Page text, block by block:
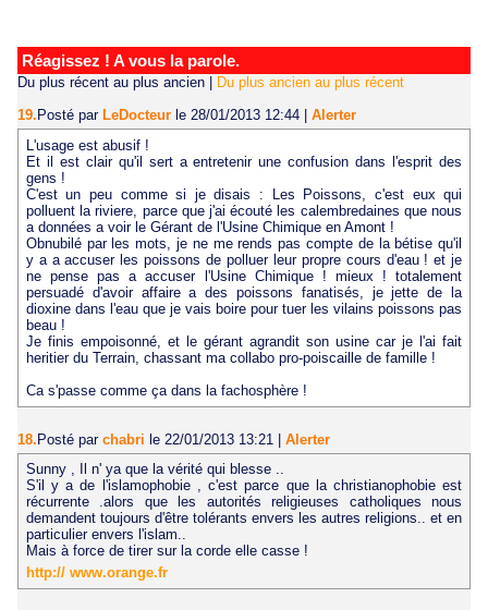
Réagissez ! A vous la parole.
Du plus récent au plus ancien
Du plus ancien au plus récent
19. Posté par LeDocteur le 28/01/2013 12:44
Alerter
L'usage est abusif !
Et il est clair qu'il sert a entretenir une confusion dans l'esprit des
gens !
C'est un peu comme si je disais : Les Poissons, c'est eux qui
polluent la riviere, parce que j'ai écouté les calembredaines que nous
a données a voir le Gérant de l'Usine Chimique en Amont !
Obnubilé par les mots, je ne me rends pas compte de la bétise qu'il
y a a accuser les poissons de polluer leur propre cours d'eau ! et je
ne pense pas a accuser l'Usine Chimique ! mieux ! totalement
persuadé d'avoir affaire a des poissons fanatisés, je jette de la
dioxine dans l'eau que je vais boire pour tuer les vilains poissons pas
beau !
Je finis empoisonné, et le gérant agrandit son usine car je l'ai fait
heritier du Terrain, chassant ma collabo pro-poiscaille de famille !
Ca s'passe comme ça dans la fachosphère !
18.Posté par chabri le 22/01/2013 13:21 | Alerter
Sunny , Il n' ya que la vérité qui blesse ..
S'il y a de l'islamophobie , c'est parce que la christianophobie est
récurrente .alors que les autorités religieuses catholiques nous
demandent toujours d'être tolérants envers les autres religions.. et en
particulier envers l'islam..
Mais à force de tirer sur la corde elle casse !
http:// www.orange.fr